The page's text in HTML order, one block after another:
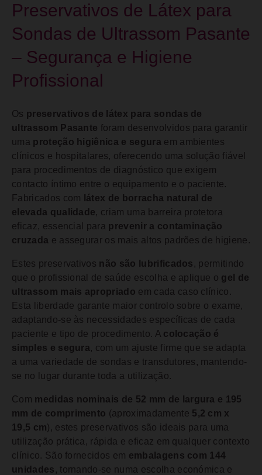
Preservativos de Látex para
Sondas de Ultrassom Pasante
– Segurança e Higiene
Profissional
Os preservativos de látex para sondas de
ultrassom Pasante foram desenvolvidos para garantir
uma proteção higiênica e segura em ambientes
clínicos e hospitalares, oferecendo uma solução fiável
para procedimentos de diagnóstico que exigem
contacto íntimo entre o equipamento e o paciente.
Fabricados com
látex de borracha natural de
elevada qualidade, criam uma barreira protetora
eficaz, essencial para prevenir a contaminação
cruzada e assegurar os mais altos padrões de higiene.
Estes preservativos não são lubrificados , permitindo
que o profissional de saúde escolha e aplique o gel de
ultrassom mais apropriado em cada caso clínico.
Esta liberdade garante maior controlo sobre o exame,
adaptando-se às necessidades específicas de cada
paciente e tipo de procedimento. A colocação é
simples e segura, com um ajuste firme que se adapta
a uma variedade de sondas e transdutores, mantendo-
se no lugar durante toda a utilização.
Com medidas nominais de 52 mm de largura e 195
mm de comprimento (aproximadamente 5,2 cm x
19,5 cm), estes preservativos são ideais para uma
utilização prática, rápida e eficaz em qualquer contexto
clínico. São fornecidos em embalagens com 144
unidades , tornando-se numa escolha económica e